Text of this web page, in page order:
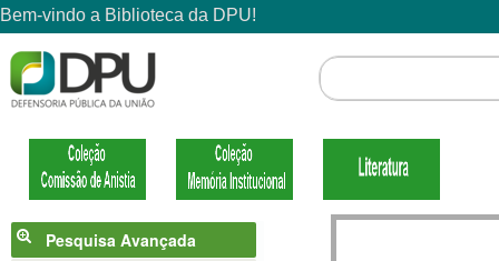
Pesquisa Avançada